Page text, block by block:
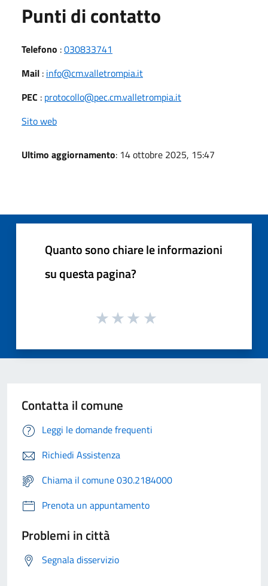
Punti di contatto
Telefono :030833741
Mail : info@cm.valletrompia.it
PEC : protocollo@pec.cm.valletrompia.it
Sito web
Ultimo aggiornamento: 14 ottobre 2025, 15:47
Quanto sono chiare le informazioni
su questa pagina?
Contatta il comune
Leggi le domande frequenti
Richiedi Assistenza
Chiama il comune 030.2184000
Prenota un appuntamento
Problemi in città
Segnala disservizio